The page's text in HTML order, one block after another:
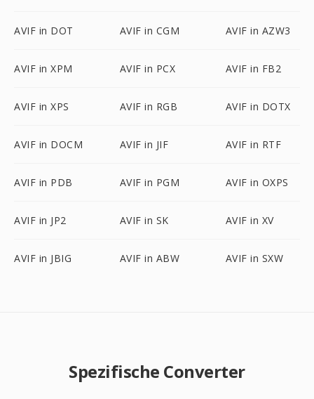
AVIF in DOT AVIF in CGM AVIF in AZW3
AVIF in XPM AVIF in PCX AVIF in FB2
AVIF in XPS AVIF in RGB AVIF in DOTX
AVIF in DOCM AVIF in JIF AVIF in RTF
AVIF in PDB AVIF in PGM AVIF in OXPS
AVIF in JP2 AVIF in SK AVIF in XV
AVIF in JBIG AVIF in ABW AVIF in SXW
Spezifische Converter